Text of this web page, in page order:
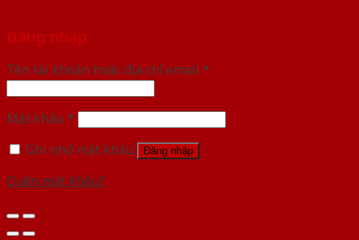
Đăng nhập
Tên tài khoản hoặc địa chỉ email *
Mật khẩu *
Ghi nhớ mật khẩu
Đăng nhập
Quên mật khẩu?